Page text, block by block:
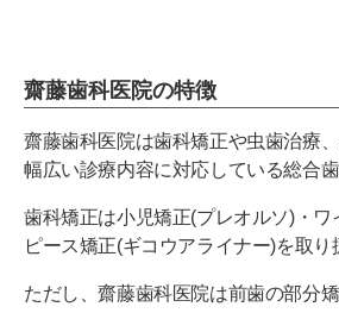
齋藤歯科医院の特徴
齋藤歯科医院は歯科矯正や虫歯治療
幅広い診療内容に対応している総合歯
歯科矯正は小児矯正(プレオルソ)・ワ
ピース矯正(ギコウアライナー)を取り
ただし、齋藤歯科医院は前歯の部分